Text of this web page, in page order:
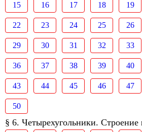
15 16 17 18 19
22 23 24 25 26
29 30 31 32 33
36 37 38 39 40
43 44 45 46 47
50
§ 6. Четырехугольники. Строение